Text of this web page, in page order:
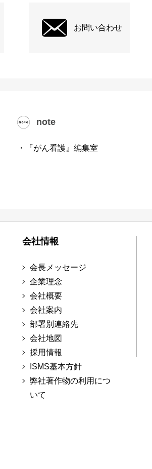
お問い合わせ
note
・『がん看護』編集室
会社情報
会長メッセージ
企業理念
会社概要
会社案内
部署別連絡先
会社地図
採用情報
ISMS基本方針
弊社著作物の利用につ
いて